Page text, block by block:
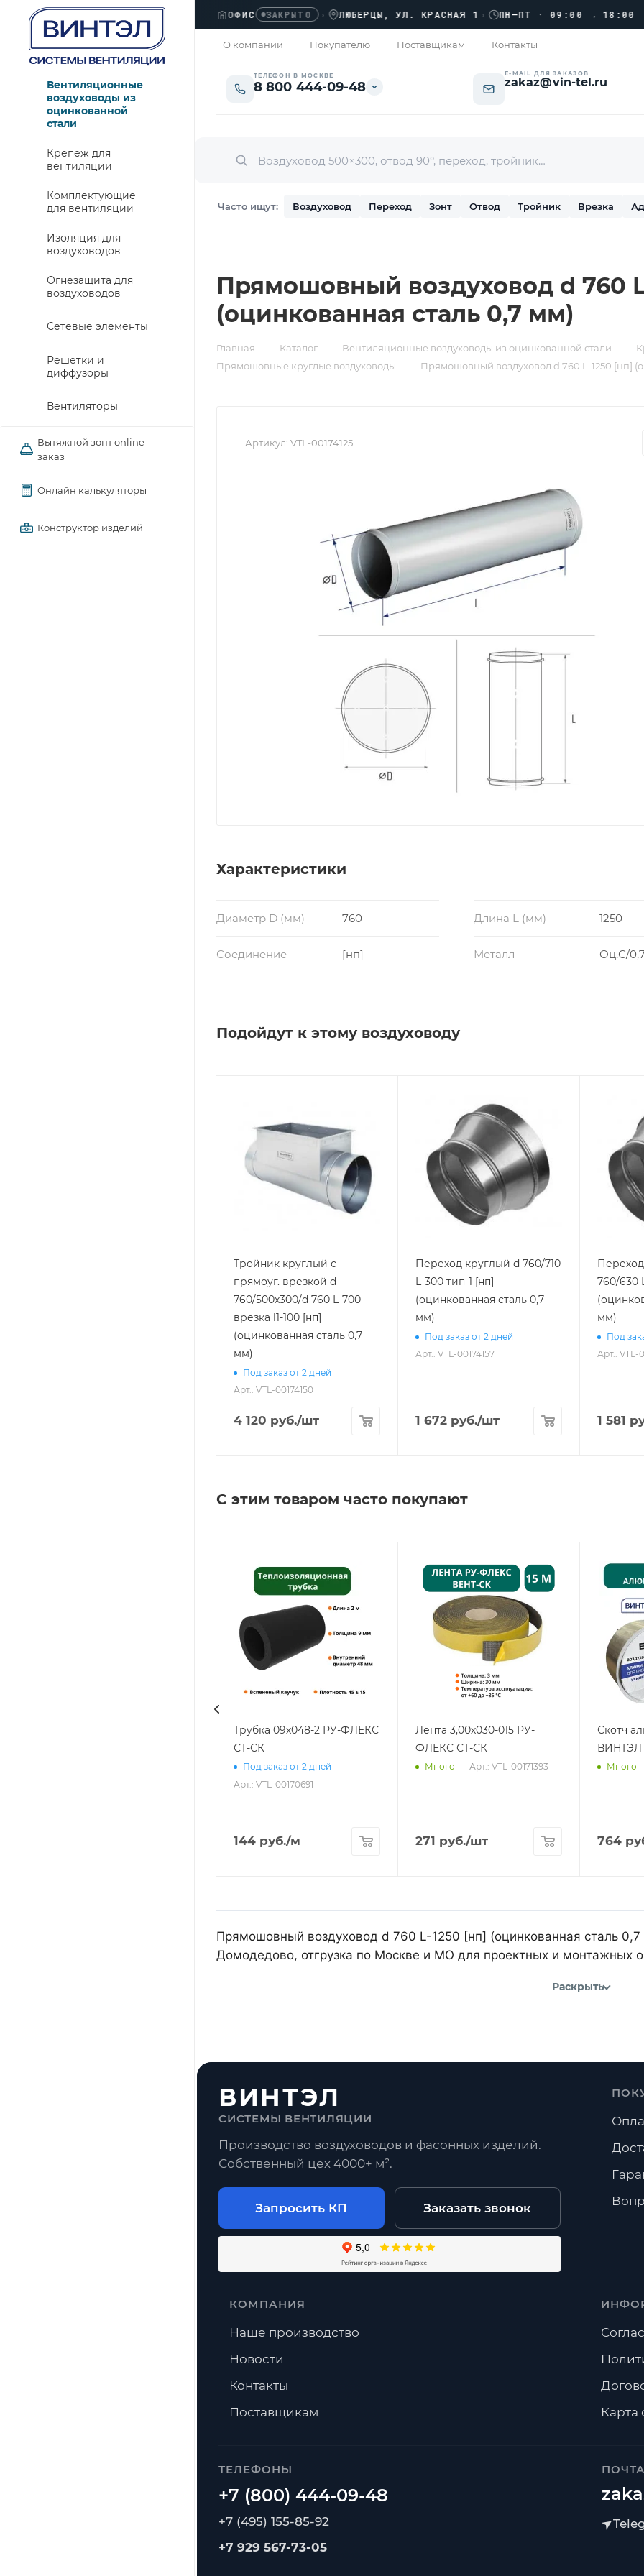
ОФИС ЗАКРЫТО › ЛЮБЕРЦЫ, УЛ. КРАСНАЯ 1 › ПН–ПТ · 09:00 → 18:00
О компании Покупателю Поставщикам Контакты
ТЕЛЕФОН В МОСКВЕ
8 800 444-09-48
E-MAIL ДЛЯ ЗАКАЗОВ
zakaz@vin-tel.ru
Часто ищут: Воздуховод Переход Зонт Отвод Тройник Врезка
Вентиляционные
воздуховоды из
оцинкованной
стали
Крепеж для
вентиляции
Комплектующие
для вентиляции
Изоляция для
воздуховодов
Огнезащита для
воздуховодов
Сетевые элементы
Решетки и
диффузоры
Вентиляторы
Вытяжной зонт online
заказ
Онлайн калькуляторы
Конструктор изделий
Прямошовный воздуховод d 760
(оцинкованная сталь 0,7 мм)
Главная — Каталог — Вентиляционные воздуховоды из оцинкованной стали —
Прямошовные круглые воздуховоды
— Прямошовный воздуховод d 760 L-1250 [нп]
Артикул: VTL-00174125
Характеристики
Диаметр D (мм) 760 Длина L (мм) 1250
Соединение [нп] Металл Оц.С/
Подойдут к этому воздуховоду
Тройник круглый с
прямоуг. врезкой d
760/500х300/d 760 L-700
врезка l1-100 [нп]
(оцинкованная сталь 0,7
мм)
Под заказ от 2 дней
Арт.: VTL-00174150
4 120 руб./шт
Переход круглый d 760/710
L-300 тип-1 [нп]
(оцинкованная сталь 0,7
мм)
Под заказ от 2 дней
Арт.: VTL-00174157
1 672 руб./шт
760/630
мм)
Под
Арт.: VTL-
1 581
С этим товаром часто покупают
Трубка 09х048-2 РУ-ФЛЕКС
СТ-СК
Под заказ от 2 дней
Арт.: VTL-00170691
144 руб./м
Лента 3,00х030-015 РУ-
ФЛЕКС СТ-СК
Много Арт.: VTL-00171393
271 руб./шт
Скотч
ВИНТЭЛ
Много
764
Прямошовный воздуховод d 760 L-1250 [нп] (оцинкованная сталь
Домодедово, отгрузка по Москве и МО для проектных и монтажных
Раскрыть
ВИНТЭЛ
СИСТЕМЫ ВЕНТИЛЯЦИИ
Производство воздуховодов и фасонных изделий.
Собственный цех 4000+ м².
Запросить КП Заказать звонок
ТЕЛЕФОНЫ
+7 (495) 155-85-92
+7 929 567-73-05
КОМПАНИЯ
Наше производство
Новости
Контакты
Поставщикам
Карта